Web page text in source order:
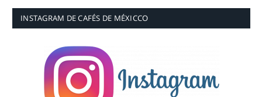
INSTAGRAM DE CAFÉS DE MÉXICCO